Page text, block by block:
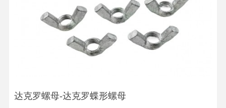
达克罗螺母-达克罗蝶形螺母